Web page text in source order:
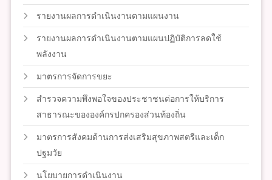
รายงานผลการดำเนินงานตามแผนงาน
รายงานผลการดำเนินงานตามแผนปฏิบัติการลดใช้
พลังงาน
มาตรการจัดการขยะ
สำรวจความพึงพอใจของประชาชนต่อการให้บริการ
สาธารณะขององค์กรปกครองส่วนท้องถิ่น
มาตรการสังคมด้านการส่งเสริมสุขภาพสตรีและเด็ก
ปฐมวัย
นโยบายการดำเนินงาน